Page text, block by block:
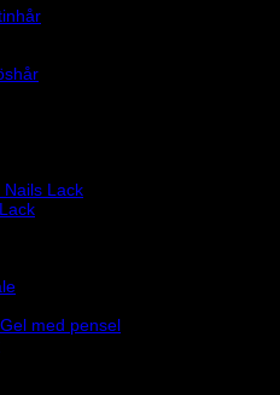
Nails Lack
med pensel